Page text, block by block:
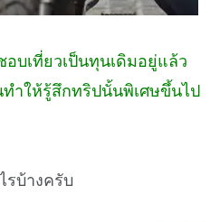
บเที่ยวเป็นทุนเดิมอยู่แล้ว
ำให้รู้สึกทริปนั้นพิเศษขึ้นไป
รบ้างครับ